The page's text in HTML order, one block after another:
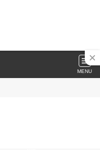
MENU